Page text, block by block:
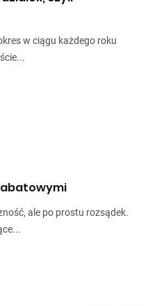
w ciągu każdego roku
ale po prostu rozsądek.